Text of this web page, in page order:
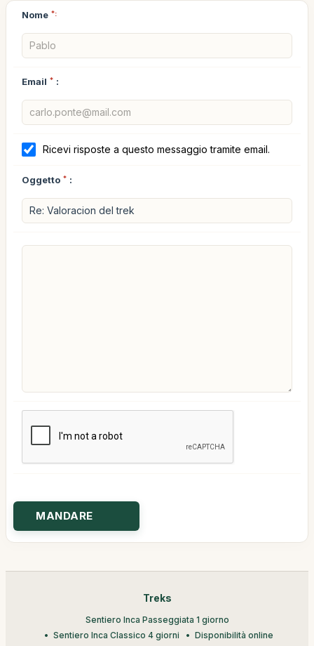
Nome *:
Email * :
Ricevi risposte a questo messaggio tramite email.
Oggetto * :
Treks
Sentiero Inca Passeggiata 1 giorno
Sentiero Inca Classico 4 giorni
Disponibilità online